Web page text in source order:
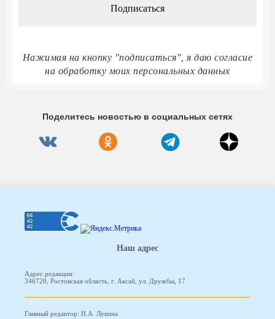
Нажимая на кнопку "подписаться", я даю согласие
на обработку моих персональных данных
Поделитесь новостью в социальных сетях
Наш адрес
Адрес редакции:
346720, Ростовская область, г. Аксай, ул. Дружбы, 17
Главный редактор: Н.А. Лукина